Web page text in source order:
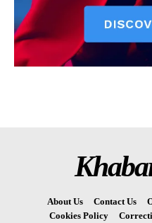
About Us Contact Us
Cookies Policy